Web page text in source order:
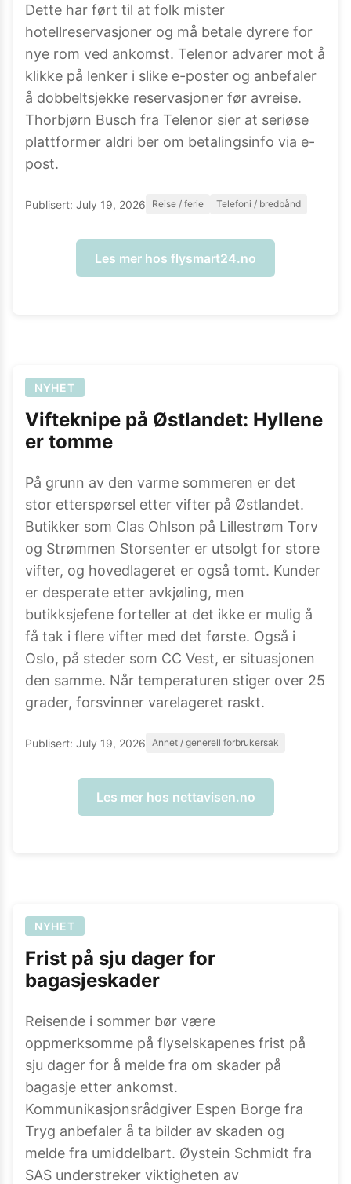
Dette har ført til at folk mister
hotellreservasjoner og må betale dyrere for
nye rom ved ankomst. Telenor advarer mot å
klikke på lenker i slike e-poster og anbefaler
å dobbeltsjekke reservasjoner før avreise.
Thorbjørn Busch fra Telenor sier at seriøse
plattformer aldri ber om betalingsinfo via e-
post.
Publisert: July 19, 2026 Reise / ferie Telefoni / bredbånd
Les mer hos flysmart24.no
NYHET
Vifteknipe på Østlandet: Hyllene
er tomme
På grunn av den varme sommeren er det
stor etterspørsel etter vifter på Østlandet.
Butikker som Clas Ohlson på Lillestrøm Torv
og Strømmen Storsenter er utsolgt for store
vifter, og hovedlageret er også tomt. Kunder
er desperate etter avkjøling, men
butikksjefene forteller at det ikke er mulig å
få tak i flere vifter med det første. Også i
Oslo, på steder som CC Vest, er situasjonen
den samme. Når temperaturen stiger over 25
grader, forsvinner varelageret raskt.
Publisert: July 19, 2026 Annet / generell forbrukersak
Les mer hos nettavisen.no
NYHET
Frist på sju dager for
bagasjeskader
Reisende i sommer bør være
oppmerksomme på flyselskapenes frist på
sju dager for å melde fra om skader på
bagasje etter ankomst.
Kommunikasjonsrådgiver Espen Borge fra
Tryg anbefaler å ta bilder av skaden og
melde fra umiddelbart. Øystein Schmidt fra
SAS understreker viktigheten av